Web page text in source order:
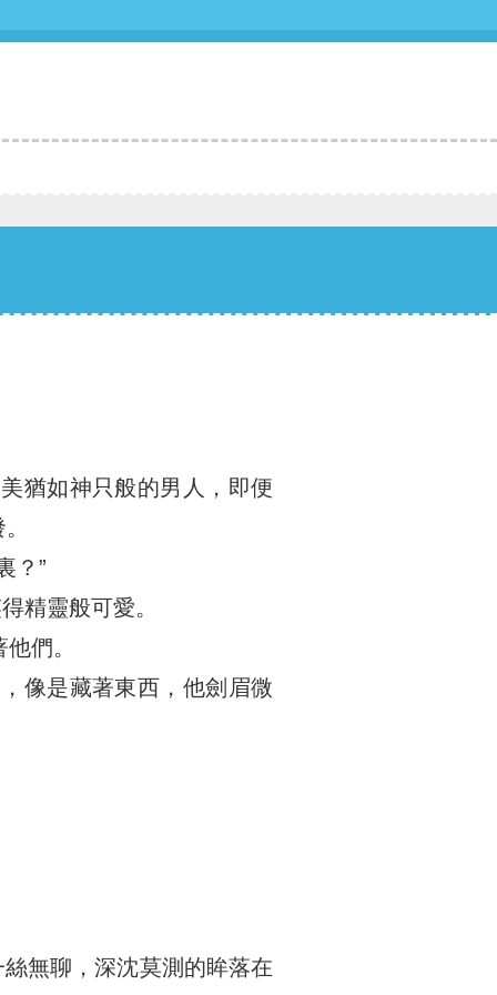
猶如神只般的男人，即便
？”
精靈般可愛。
們。
像是藏著東西，他劍眉微
無聊，深沈莫測的眸落在